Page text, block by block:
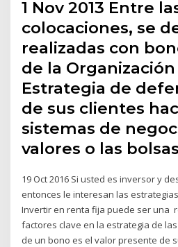
1 Nov 2013 Entre
colocaciones, se
realizadas con
de la
Estrategia de
de sus clientes
sistemas de
valores o las
19 Oct 2016 Si usted es inversor y
entonces le interesan las
Invertir en renta fija puede ser una
factores clave en la estrategia de
de un bono es el valor presente de